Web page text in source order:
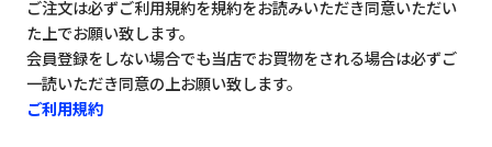
ご注文は必ずご利用規約を規約をお読みいただき同意いただい
た上でお願い致します。
会員登録をしない場合でも当店でお買物をされる場合は必ずご
一読いただき同意の上お願い致します。
ご利用規約